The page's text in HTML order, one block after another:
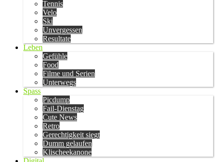
Tennis
Velo
Ski
Unvergessen
Resultate
Leben
Gefühle
Food
Filme und Serien
Unterwegs
Spass
Picdump
Fail-Dienstag
Cute News
Retro
Gerechtigkeit siegt
Dumm gelaufen
Klischeekanone